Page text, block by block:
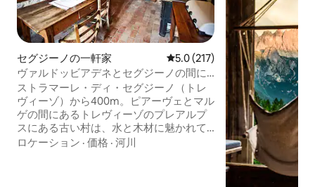
セグジーノの一軒家 レビュー217件、5つ星中5.0つ
5.0 (217)
ヴァルドッビアデネとセグジーノの間に
あるボルゴ・ストラマレ
ストラマーレ・ディ・セグジーノ（トレ
ヴィーゾ）から400m。ピアーヴェとマル
ゲの間にあるトレヴィーゾのプレアルプ
スにある古い村は、水と木材に魅かれて
イストリアの炭焼き職人によって16世紀
ロケーション · 価格 · 河川